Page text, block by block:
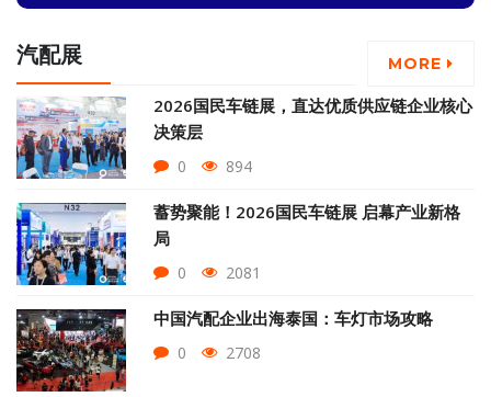
汽配展 MORE
2026国民车链展，直达优质供应链企业核心
决策层
0 894
蓄势聚能！2026国民车链展 启幕产业新格
局
0 2081
中国汽配企业出海泰国：车灯市场攻略
0 2708